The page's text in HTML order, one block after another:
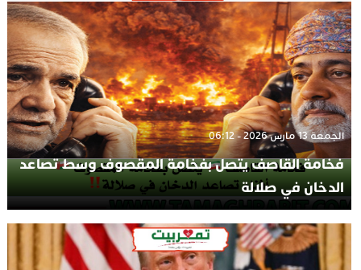
الجمعة 13 مارس 2026 - 06:12
فخامة القاصف يتصل بفخامة المقصوف وسط تصاعد
الدخان في صلالة